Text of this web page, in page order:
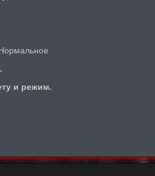
и режим.